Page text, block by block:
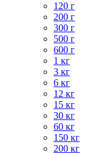
120 г
200 г
300 г
500 г
600 г
1 кг
3 кг
6 кг
12 кг
15 кг
30 кг
60 кг
150 кг
200 кг